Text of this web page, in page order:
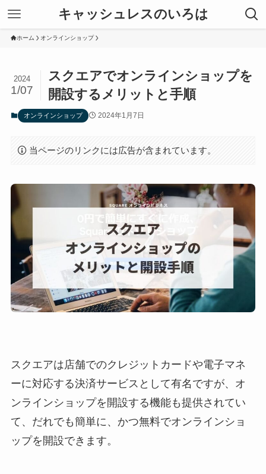
キャッシュレスのいろは
ホーム オンラインショップ
スクエアでオンラインショップを
開設するメリットと手順
2024
1/07
オンラインショップ 2024年1月7日
当ページのリンクには広告が含まれています。
スクエアは店舗でのクレジットカードや電子マネ
ーに対応する決済サービスとして有名ですが、オ
ンラインショップを開設する機能も提供されてい
て、だれでも簡単に、かつ無料でオンラインショ
ップを開設できます。